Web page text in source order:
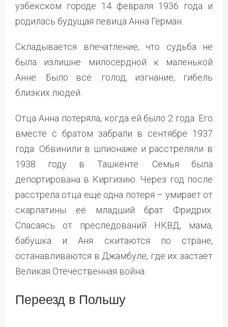
узбекском городе 14 февраля 1936 года и
родилась будущая певица Анна Герман.
Складывается впечатление, что судьба не
была излишне милосердной к маленькой
Анне. Было всё: голод, изгнание, гибель
близких людей.
Отца Анна потеряла, когда ей было 2 года. Его
вместе с братом забрали в сентябре 1937
года. Обвинили в шпионаже и расстреляли в
1938 году в Ташкенте. Семья была
депортирована в Киргизию. Через год после
расстрела отца ещё одна потеря – умирает от
скарлатины её младший брат Фридрих.
Спасаясь от преследований НКВД, мама,
бабушка и Аня скитаются по стране,
останавливаются в Джамбуле, где их застаёт
Великая Отечественная война.
Переезд в Польшу